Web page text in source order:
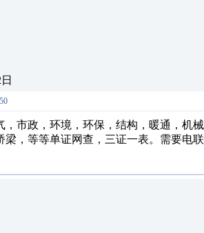
，市政，环境，环保，结构，暖通，机
梁，等等单证网查，三证一表。需要电联